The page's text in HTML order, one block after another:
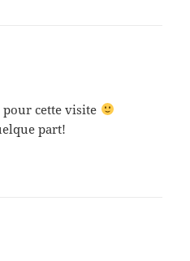
pour cette visite
part!